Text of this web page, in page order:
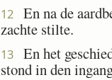
12 En na de
zachte stilte.
13 En het
stond in den